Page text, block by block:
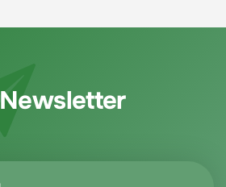
Newsletter